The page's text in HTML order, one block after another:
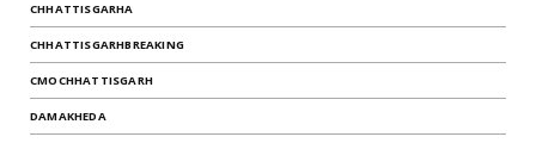
CHHATTISGARHA
CHHATTISGARHBREAKING
CMOCHHATTISGARH
DAMAKHEDA